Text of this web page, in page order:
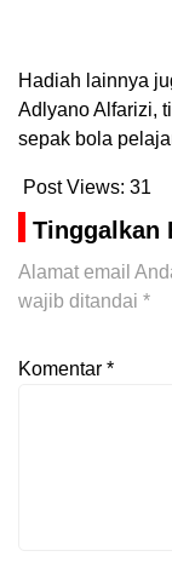
Hadiah lainnya
Adlyano Alfarizi,
sepak bola
Post Views: 31
Tinggalkan
Alamat email
wajib ditandai *
Komentar *